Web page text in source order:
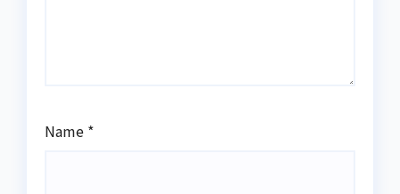
Name *